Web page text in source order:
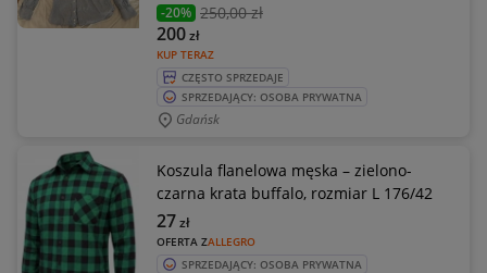
-20% 250,00 zł
KUP TERAZ
200zł
CZĘSTO SPRZEDAJE
SPRZEDAJĄCY: OSOBA PRYWATNA
Gdańsk
Koszula flanelowa męska – zielono-
czarna krata buffalo, rozmiar L 176/42
OFERTA ZALLEGRO
27zł
SPRZEDAJĄCY: OSOBA PRYWATNA